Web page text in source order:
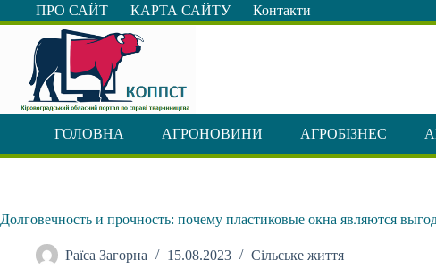
Перейти
до
ПРО САЙТ КАРТА САЙТУ Контакти
ГОЛОВНА АГРОНОВИНИ АГРОБІЗНЕС
Долговечность и прочность: почему пластиковые окна являются
Раїса Загорна 15.08.2023 Сільське життя